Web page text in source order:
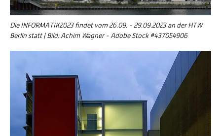
Die INFORMATIK2023 findet vom 26.09. - 29.09.2023 an der HTW
Berlin statt | Bild: Achim Wagner - Adobe Stock #437054906